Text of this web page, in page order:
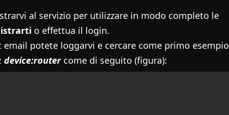
al servizio per utilizzare in modo completo le
o effettua il login.
email potete loggarvi e cercare come primo esempio
device:router come di seguito (figura):